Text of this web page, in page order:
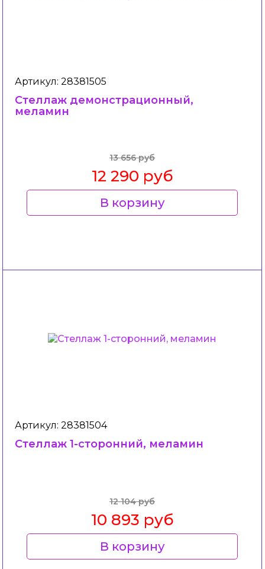
Артикул: 28381505
Стеллаж демонстрационный,
меламин
13 656 руб
12 290 руб
В корзину
Артикул: 28381504
Стеллаж 1-сторонний, меламин
12 104 руб
10 893 руб
В корзину